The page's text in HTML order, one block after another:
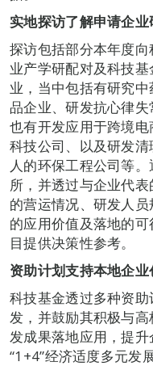
实地探访了解申请企
探访包括部分本年度
业产学研配对及科技
业，当中包括有研究
品企业、研发抗心律失
也有开发应用于跨境
科技公司、以及研发
人的环保工程公司等
所，并透过与企业代
的营运情况、研发人
的应用价值及落地的
目提供决策性参考。
资助计划支持本地企业
科技基金透过多种资
发，并鼓励其积极与
发成果落地应用，提
“1+4”经济适度多元发展